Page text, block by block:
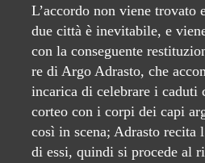
L’accordo non viene trovato
due città è inevitabile, e
con la conseguente
re di Argo Adrasto, che
incarica di celebrare i caduti
corteo con i corpi dei capi
così in scena; Adrasto recita
di essi, quindi si procede al